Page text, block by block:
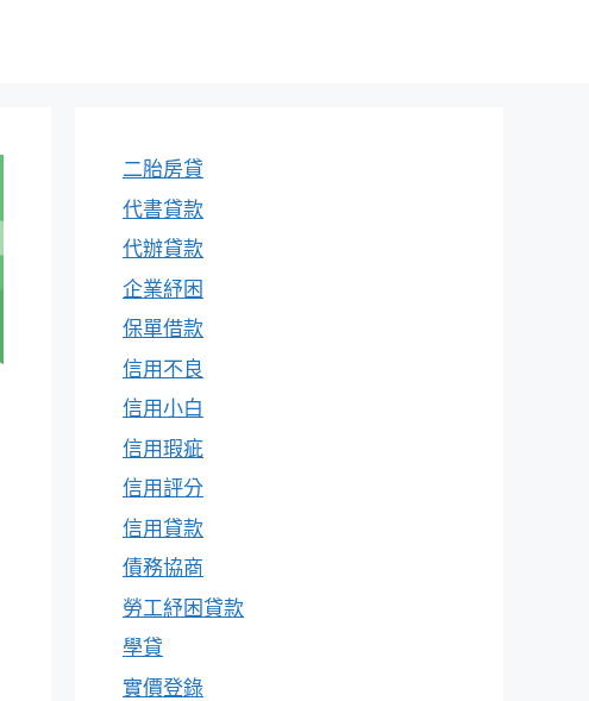
二胎房貸
代書貸款
代辦貸款
企業紓困
保單借款
信用不良
信用小白
信用瑕疵
信用評分
信用貸款
債務協商
勞工紓困貸款
學貸
實價登錄